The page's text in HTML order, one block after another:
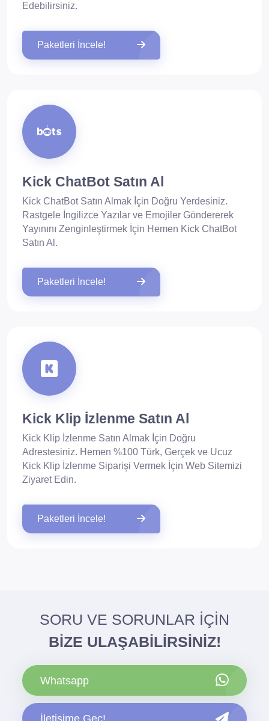
Edebilirsiniz.
Paketleri İncele!
Kick ChatBot Satın Al
Kick ChatBot Satın Almak İçin Doğru Yerdesiniz.
Rastgele İngilizce Yazılar ve Emojiler Göndererek
Yayınını Zenginleştirmek İçin Hemen Kick ChatBot
Satın Al.
Paketleri İncele!
Kick Klip İzlenme Satın Al
Kick Klip İzlenme Satın Almak İçin Doğru
Adrestesiniz. Hemen %100 Türk, Gerçek ve Ucuz
Kick Klip İzlenme Siparişi Vermek İçin Web Sitemizi
Ziyaret Edin.
Paketleri İncele!
SORU VE SORUNLAR İÇİN
BİZE ULAŞABİLİRSİNİZ!
Whatsapp
İletişime Geç!